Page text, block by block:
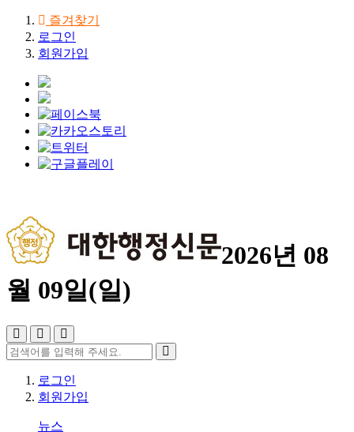
즐겨찾기
로그인
회원가입
2026년 08
월 09일(일)
로그인
회원가입
뉴스